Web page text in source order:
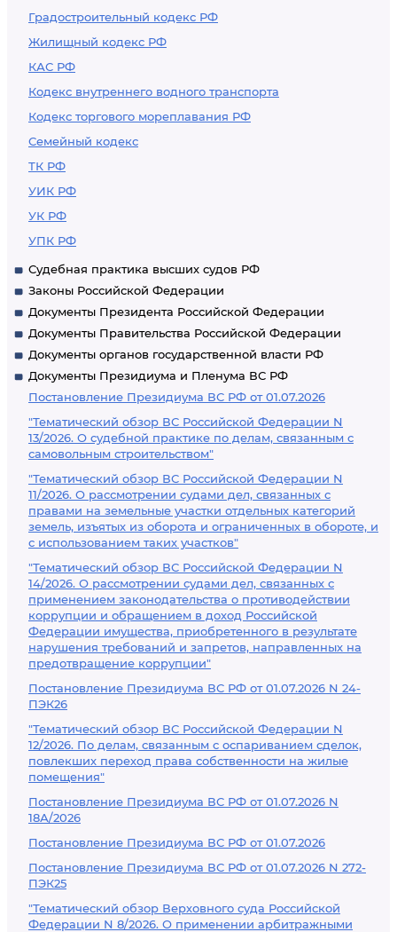
Градостроительный кодекс РФ
Жилищный кодекс РФ
КАС РФ
Кодекс внутреннего водного транспорта
Кодекс торгового мореплавания РФ
Семейный кодекс
ТК РФ
УИК РФ
УК РФ
УПК РФ
Судебная практика высших судов РФ
Законы Российской Федерации
Документы Президента Российской Федерации
Документы Правительства Российской Федерации
Документы органов государственной власти РФ
Документы Президиума и Пленума ВС РФ
Постановление Президиума ВС РФ от 01.07.2026
"Тематический обзор ВС Российской Федерации N
13/2026. О судебной практике по делам, связанным с
самовольным строительством"
"Тематический обзор ВС Российской Федерации N
11/2026. О рассмотрении судами дел, связанных с
правами на земельные участки отдельных категорий
земель, изъятых из оборота и ограниченных в обороте, и
с использованием таких участков"
"Тематический обзор ВС Российской Федерации N
14/2026. О рассмотрении судами дел, связанных с
применением законодательства о противодействии
коррупции и обращением в доход Российской
Федерации имущества, приобретенного в результате
нарушения требований и запретов, направленных на
предотвращение коррупции"
Постановление Президиума ВС РФ от 01.07.2026 N 24-
ПЭК26
"Тематический обзор ВС Российской Федерации N
12/2026. По делам, связанным с оспариванием сделок,
повлекших переход права собственности на жилые
помещения"
Постановление Президиума ВС РФ от 01.07.2026 N
18А/2026
Постановление Президиума ВС РФ от 01.07.2026
Постановление Президиума ВС РФ от 01.07.2026 N 272-
ПЭК25
"Тематический обзор Верховного суда Российской
Федерации N 8/2026. О применении арбитражными